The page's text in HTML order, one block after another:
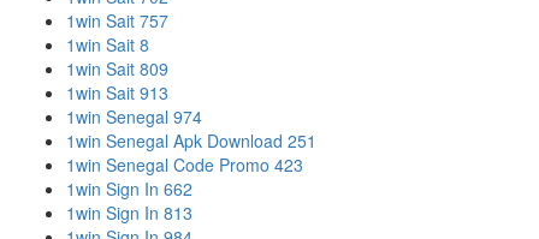
1win Sait 757
1win Sait 8
1win Sait 809
1win Sait 913
1win Senegal 974
1win Senegal Apk Download 251
1win Senegal Code Promo 423
1win Sign In 662
1win Sign In 813